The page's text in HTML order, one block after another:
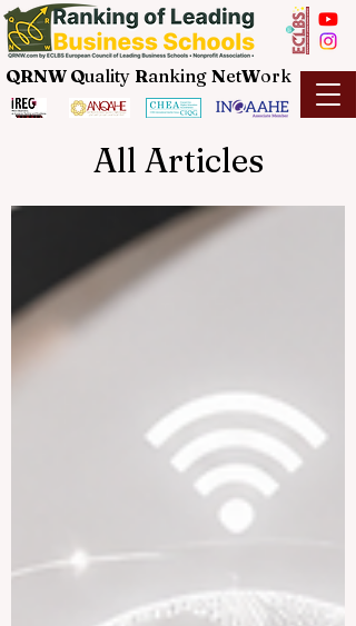
QRNW Quality Ranking NetWork
All Articles